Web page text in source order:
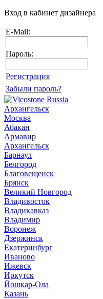
Вход в кабинет дизайнера
E-Mail:
Пароль:
Регистрация
Забыли пароль?
Архангельск
Москва
Абакан
Армавир
Архангельск
Барнаул
Белгород
Благовещенск
Брянск
Великий Новгород
Владивосток
Владикавказ
Владимир
Воронеж
Дзержинск
Екатеринбург
Иваново
Ижевск
Иркутск
Йошкар-Ола
Казань